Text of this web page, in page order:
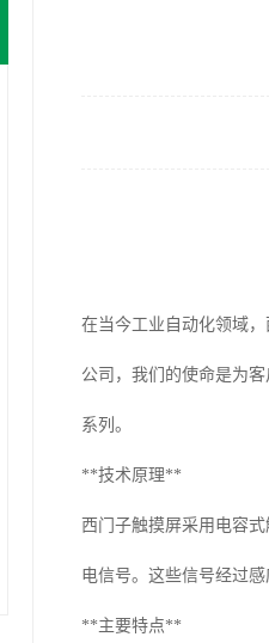
在当今工业自动化领域
公司，我们的使命是为
系列。
**技术原理**
西门子触摸屏采用电容
电信号。这些信号经过
**主要特点**